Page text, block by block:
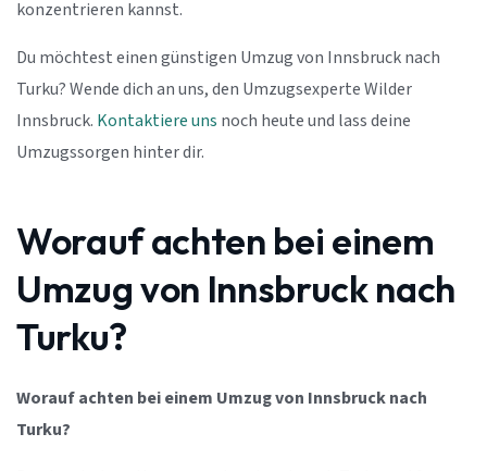
konzentrieren kannst.
Du möchtest einen günstigen Umzug von Innsbruck nach
Turku? Wende dich an uns, den Umzugsexperte Wilder
Innsbruck. Kontaktiere uns noch heute und lass deine
Umzugssorgen hinter dir.
Worauf achten bei einem
Umzug von Innsbruck nach
Turku?
Worauf achten bei einem Umzug von Innsbruck nach
Turku?